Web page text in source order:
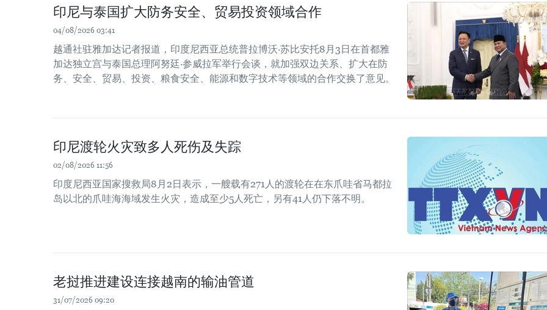
印尼与泰国扩大防务安全、贸易投资领域合作
04/08/2026 03:41
越通社驻雅加达记者报道，印度尼西亚总统普拉博沃·苏比安托8月3日在首都雅
加达独立宫与泰国总理阿努廷·参威拉军举行会谈，就加强双边关系、扩大在防
务、安全、贸易、投资、粮食安全、能源和数字技术等领域的合作交换了意见。
印尼渡轮火灾致多人死伤及失踪
02/08/2026 11:56
印度尼西亚国家搜救局8月2日表示，一艘载有271人的渡轮在在东爪哇省马都拉
岛以北的爪哇海海域发生火灾，造成至少5人死亡，另有41人仍下落不明。
老挝推进建设连接越南的输油管道
31/07/2026 09:20